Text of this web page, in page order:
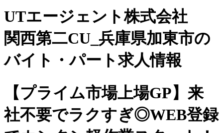
UTエージェント株式会社
関西第二CU_兵庫県加東市の
バイト・パート求人情報
【プライム市場上場GP】来
社不要でラクすぎ◎WEB登録